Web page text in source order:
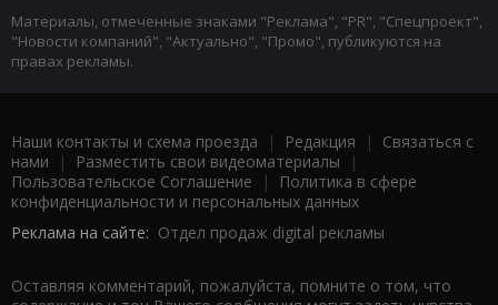
Материалы, отмеченные знаками "Реклама", "PR", "Спецпроект",
"Новости компаний", "Актуально", "Промо", публикуются на
правах рекламы.
Наши контакты и схема проезда | Редакция | Связаться с
нами | Разместить свои видеоматериалы |
Пользовательское Соглашение |
Политика в сфере
конфиденциальности и персональных данных
Реклама на сайте: Отдел продаж digital рекламы
Оставляя комментарий, пожалуйста, помните о том, что